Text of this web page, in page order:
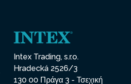
Intex Trading, s.r.o.
Hradecká 2526/3
130 00 Πράγα 3 - Τσεχική